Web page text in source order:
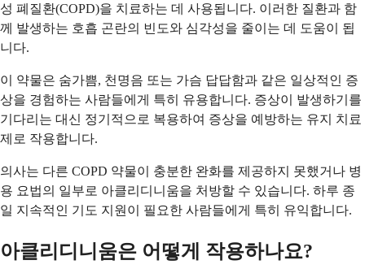
성 폐질환(COPD)을 치료하는 데 사용됩니다. 이러한 질환과 함
께 발생하는 호흡 곤란의 빈도와 심각성을 줄이는 데 도움이 됩
니다.
이 약물은 숨가쁨, 천명음 또는 가슴 답답함과 같은 일상적인 증
상을 경험하는 사람들에게 특히 유용합니다. 증상이 발생하기를
기다리는 대신 정기적으로 복용하여 증상을 예방하는 유지 치료
제로 작용합니다.
의사는 다른 COPD 약물이 충분한 완화를 제공하지 못했거나 병
용 요법의 일부로 아클리디니움을 처방할 수 있습니다. 하루 종
일 지속적인 기도 지원이 필요한 사람들에게 특히 유익합니다.
아클리디니움은 어떻게 작용하나요?